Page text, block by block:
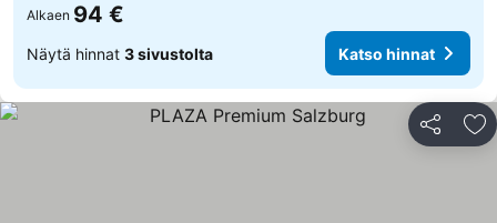
Alkaen 94 €
Näytä hinnat 3 sivustolta Katso hinnat
Jaa